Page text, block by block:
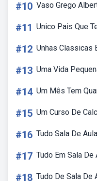
#10 Vaso Grego
#11 Unico Pais Que
#12 Unhas Classicas
#13 Uma Vida
#14 Um Mês Tem
#15 Um Curso De
#16 Tudo Sala De
#17 Tudo Em Sala
#18 Tudo De Sala De